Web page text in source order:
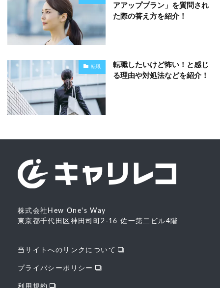
アアッププラン」を質問され
た際の答え方を紹介！
転職
転職したいけど怖い！と感じ
る理由や対処法などを紹介！
株式会社Hew One's Way
東京都千代田区神田司町2-16 佐一第二ビル4階
当サイトへのリンクについて
プライバシーポリシー